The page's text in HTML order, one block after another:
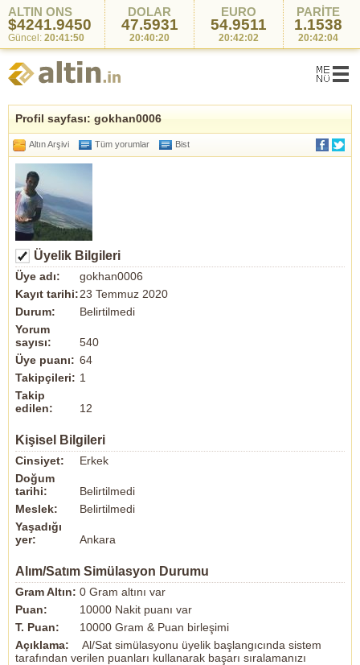
ALTIN ONS
$4242.7400
Güncel: 20:42:14
DOLAR
47.5931
20:40:20
EURO
54.9511
20:42:02
PARİTE
1.1538
20:42:04
Profil sayfası: gokhan0006
Altın Arşivi Tüm yorumlar Bist
Üyelik Bilgileri
Üye adı:
gokhan0006
Kayıt tarihi:23 Temmuz 2020
Durum:
Belirtilmedi
Yorum
sayısı:
540
Üye puanı: 64
Takipçileri: 1
Takip
edilen:
12
Kişisel Bilgileri
Cinsiyet:
Erkek
Doğum
tarihi:
Belirtilmedi
Meslek:
Belirtilmedi
Yaşadığı
yer:
Ankara
Alım/Satım Simülasyon Durumu
Gram Altın: 0 Gram altını var
Puan:
10000 Nakit puanı var
T. Puan:
10000 Gram & Puan birleşimi
Açıklama:
Al/Sat simülasyonu üyelik başlangıcında sistem
tarafından verilen puanları kullanarak başarı sıralamanızı